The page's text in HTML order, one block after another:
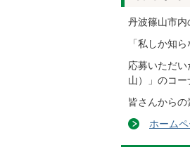
丹波篠山市内
「私しか知
応募いただ
山）」のコー
皆さんからの
ホーム